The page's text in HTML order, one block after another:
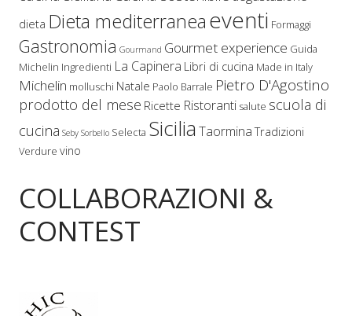
dieta Dieta mediterraneaeventi Formaggi
Gastronomia Gourmand Gourmet experience Guida
Michelin Ingredienti La Capinera Libri di cucina Made in Italy
Michelin molluschi Natale Paolo Barrale Pietro D'Agostino
prodotto del mese Ricette Ristoranti salute scuola di
cucina Seby Sorbello Selecta Sicilia Taormina Tradizioni
Verdure vino
COLLABORAZIONI &
CONTEST